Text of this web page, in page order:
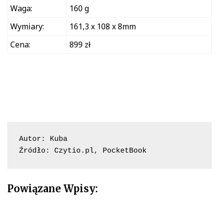
Waga:
160 g
Wymiary:
161,3 x 108 x 8mm
Cena:
899 zł
Autor: Kuba
Źródło: Czytio.pl, PocketBook
Powiązane Wpisy: